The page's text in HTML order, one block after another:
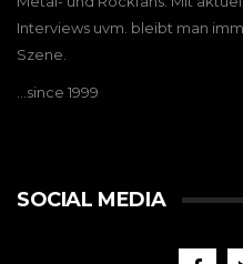
Interviews uvm. bleibt man
Szene.
…since 1999
SOCIAL MEDIA